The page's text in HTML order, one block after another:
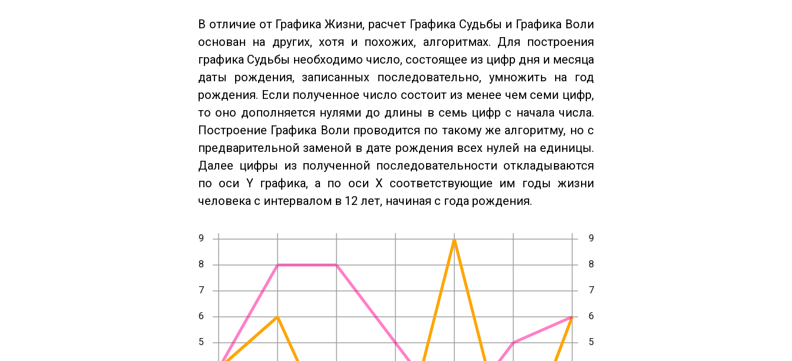
В отличие от Графика Жизни, расчет Графика Судьбы и Графика Воли
основан на других, хотя и похожих, алгоритмах. Для построения
графика Судьбы необходимо число, состоящее из цифр дня и месяца
даты рождения, записанных последовательно, умножить на год
рождения. Если полученное число состоит из менее чем семи цифр,
то оно дополняется нулями до длины в семь цифр с начала числа.
Построение Графика Воли проводится по такому же алгоритму, но с
предварительной заменой в дате рождения всех нулей на единицы.
Далее цифры из полученной последовательности откладываются
по оси Y графика, а по оси X соответствующие им годы жизни
человека с интервалом в 12 лет, начиная с года рождения.